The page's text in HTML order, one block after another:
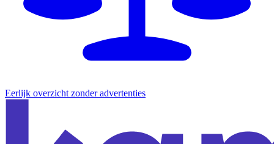
Eerlijk overzicht zonder advertenties